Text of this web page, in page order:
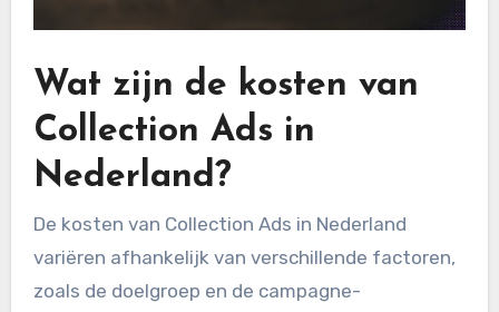
Wat zijn de kosten van
Collection Ads in
Nederland?
De kosten van Collection Ads in Nederland
variëren afhankelijk van verschillende factoren,
zoals de doelgroep en de campagne-